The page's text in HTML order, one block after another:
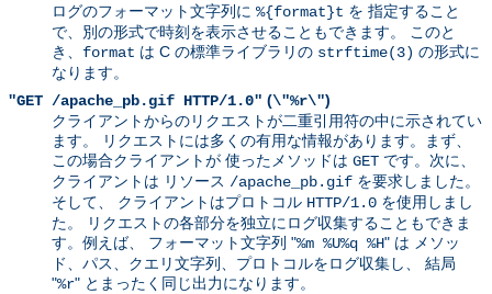
ログのフォーマット文字列に %{format}t を 指定すること
で、別の形式で時刻を表示させることもできます。 このと
き、 format は C の標準ライブラリの strftime(3) の形式に
なります。
"GET /apache_pb.gif HTTP/1.0" (\"%r\")
クライアントからのリクエストが二重引用符の中に示されてい
ます。 リクエストには多くの有用な情報があります。まず、
この場合クライアントが 使ったメソッドは GET です。次に、
クライアントは リソース /apache_pb.gif を要求しました。
そして、 クライアントはプロトコル HTTP/1.0 を使用しまし
た。 リクエストの各部分を独立にログ収集することもできま
す。例えば、 フォーマット文字列 "%m %U%q %H" は メソッ
ド、パス、クエリ文字列、プロトコルをログ収集し、 結局
"%r" とまったく同じ出力になります。